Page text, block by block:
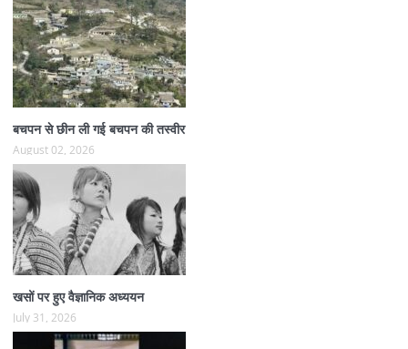
बचपन से छीन ली गई बचपन की तस्वीर
August 02, 2026
खसों पर हुए वैज्ञानिक अध्ययन
July 31, 2026